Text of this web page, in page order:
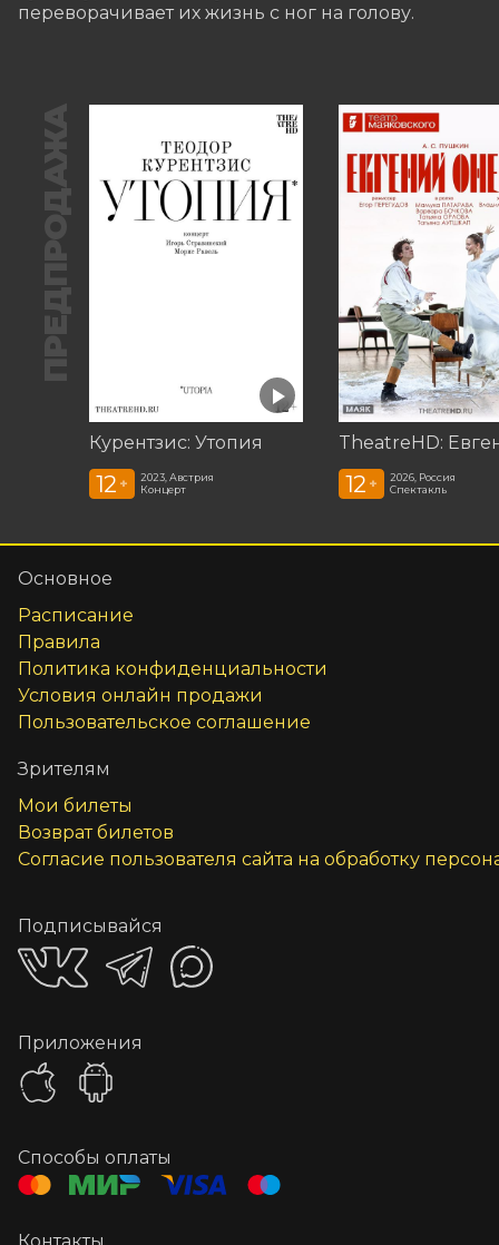
переворачивает их жизнь с ног на голову.
ПРЕДПРОДАЖА
Курентзис: Утопия
12 +
2023, Австрия
Концерт
12 +
2026, Россия
Спектакль
Основное
Расписание
Правила
Политика конфиденциальности
Условия онлайн продажи
Пользовательское соглашение
Зрителям
Мои билеты
Возврат билетов
Согласие пользователя сайта на обработку
Подписывайся
Приложения
Способы оплаты